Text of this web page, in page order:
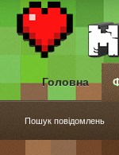
Головна
Пошук повідомлень